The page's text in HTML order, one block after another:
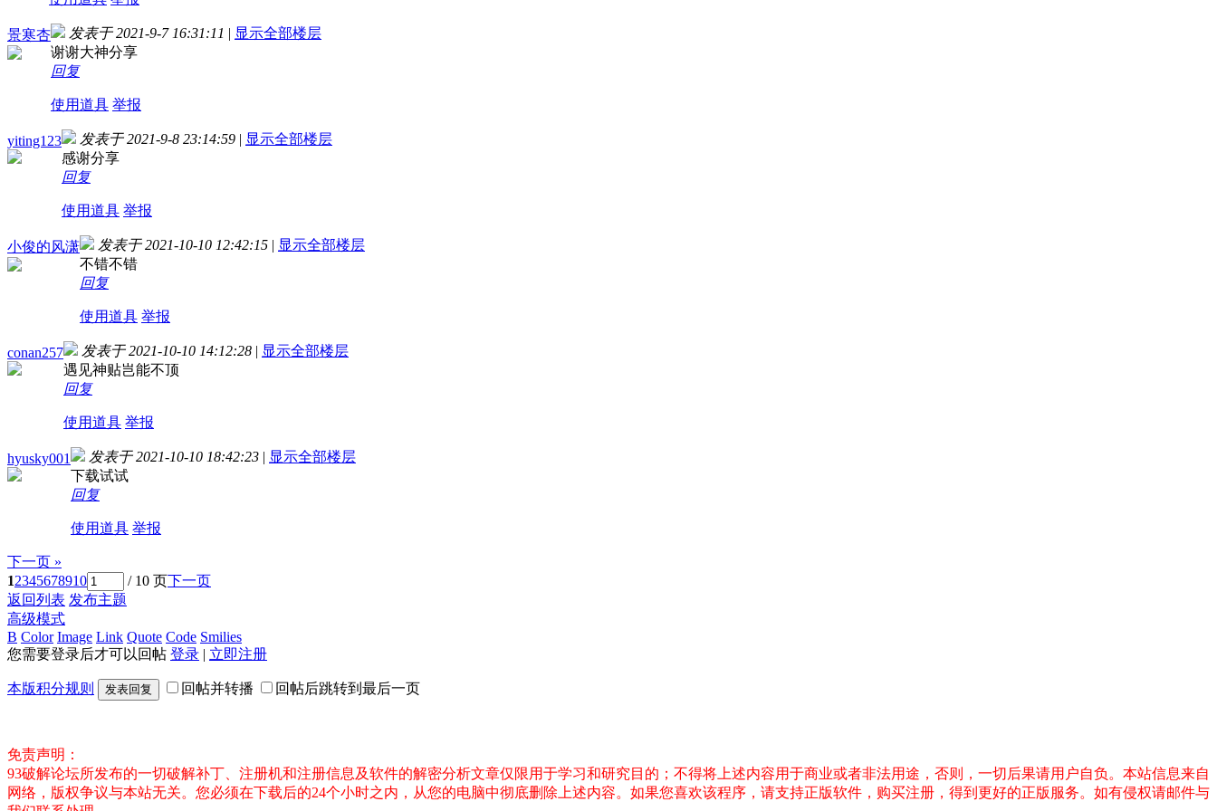
景寒杏 发表于 2021-9-7 16:31:11 | 显示全部楼层
谢谢大神分享
回复
使用道具 举报
yiting123 发表于 2021-9-8 23:14:59 | 显示全部楼层
感谢分享
回复
使用道具 举报
小俊的风潇 发表于 2021-10-10 12:42:15 | 显示全部楼层
不错不错
回复
使用道具 举报
conan257 发表于 2021-10-10 14:12:28 | 显示全部楼层
遇见神贴岂能不顶
回复
使用道具 举报
hyusky001 发表于 2021-10-10 18:42:23 | 显示全部楼层
下载试试
回复
使用道具 举报
下一页 »
12345678910 / 10 页下一页
返回列表 发布主题
高级模式
B Color Image Link Quote Code Smilies
您需要登录后才可以回帖 登录 | 立即注册
本版积分规则 发表回复 回帖并转播 回帖后跳转到最后一页
免责声明：
93破解论坛所发布的一切破解补丁、注册机和注册信息及软件的解密分析文章仅限用于学习和研究目的；不得将上述内容用于商业或者非法用途，否则，一切后果请用户自负。本站信息来自
网络，版权争议与本站无关。您必须在下载后的24个小时之内，从您的电脑中彻底删除上述内容。如果您喜欢该程序，请支持正版软件，购买注册，得到更好的正版服务。如有侵权请邮件与